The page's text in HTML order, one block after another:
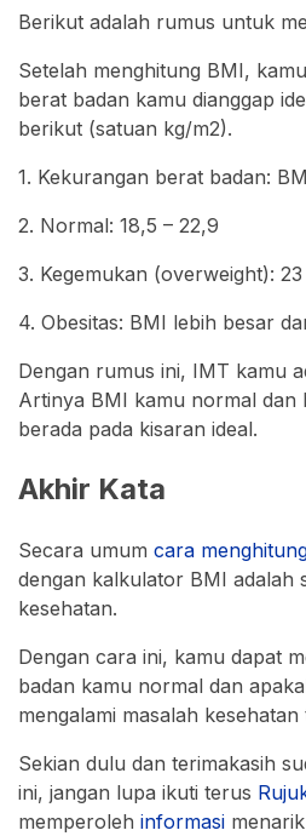
Berikut adalah rumus untuk
Setelah menghitung BMI,
berat badan kamu dianggap
berikut (satuan kg/m2).
1. Kekurangan berat badan:
2. Normal: 18,5 – 22,9
3. Kegemukan (overweight): 23
4. Obesitas: BMI lebih besar
Dengan rumus ini, IMT kamu
Artinya BMI kamu normal dan
berada pada kisaran ideal.
Akhir Kata
Secara umum cara
dengan kalkulator BMI adalah
kesehatan.
Dengan cara ini, kamu dapat
badan kamu normal dan
mengalami masalah
Sekian dulu dan terimakasih
ini, jangan lupa ikuti terus
memperoleh informasi